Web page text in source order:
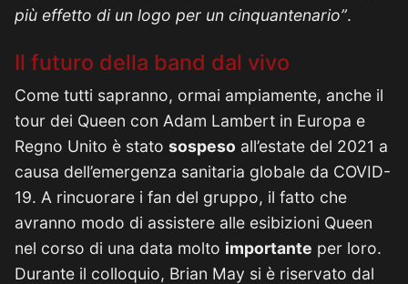
più effetto di un logo per un cinquantenario”.
Il futuro della band dal vivo
Come tutti sapranno, ormai ampiamente, anche il
tour dei Queen con Adam Lambert in Europa e
Regno Unito è stato sospeso all’estate del 2021 a
causa dell’emergenza sanitaria globale da COVID-
19. A rincuorare i fan del gruppo, il fatto che
avranno modo di assistere alle esibizioni Queen
nel corso di una data molto importante per loro.
Durante il colloquio, Brian May si è riservato dal